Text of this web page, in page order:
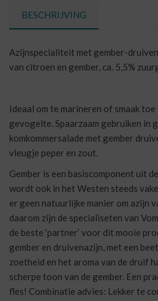
BESCHRIJVING
Azijnspecialiteit met gember-
van citroen en gember, ca. 5,5%
Ideaal om te marineren of smaak
gevogelte. Spaarzaam gebruiken in
komkommersalade met gember
vleugje peper en zout.
Gember is een basiscomponent uit
wordt ook in het Westen steeds
er geen natuurlijke manier om azijn
daarom zijn de specialiseten van
de beste ‘partner’ voor dit mooie
gember en druivenazijn, met een
zoetheid en het aroma van de druif
scherpe toon van de gember. Een
fles! Combinatie advies: Lekker te